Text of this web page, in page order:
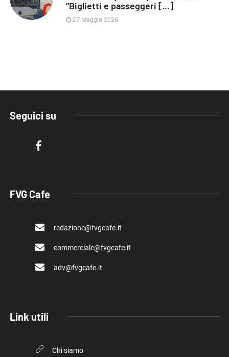
“Biglietti e passeggeri [...]
27 Maggio 2026
Seguici su
FVG Cafe
redazione@fvgcafe.it
commerciale@fvgcafe.it
adv@fvgcafe.it
Link utili
Chi siamo